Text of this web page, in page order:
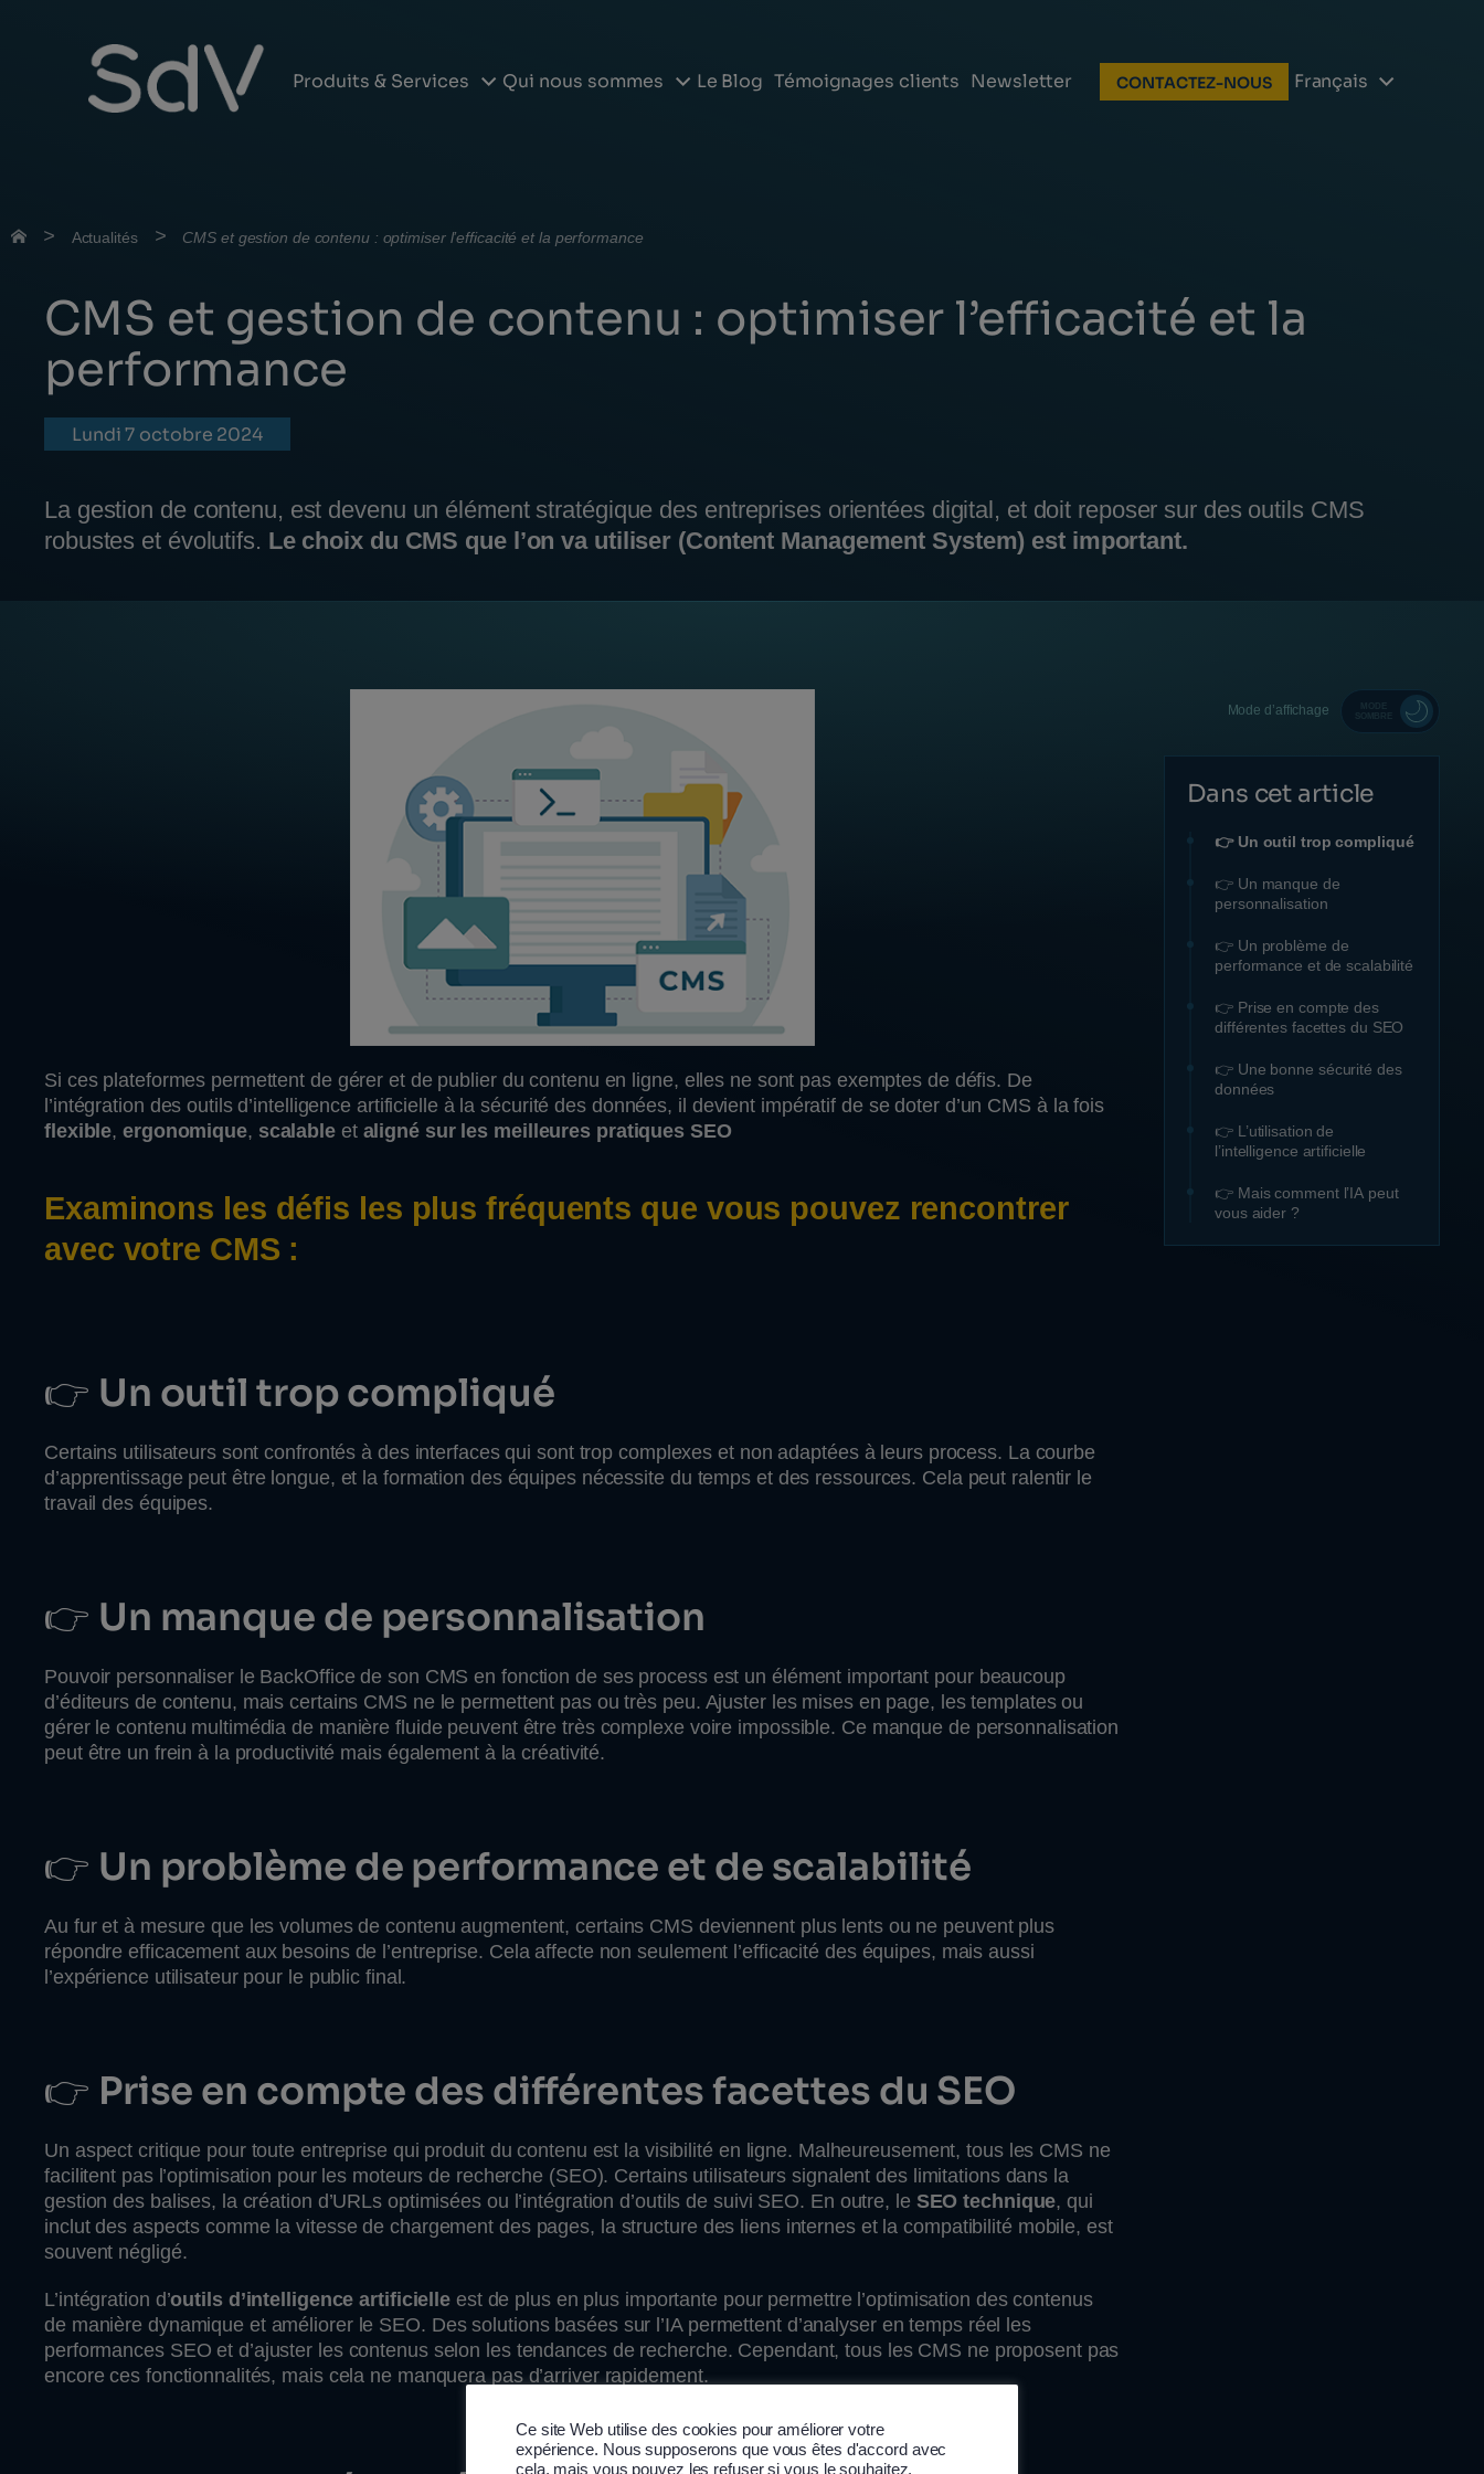
Produits & Services Qui nous sommes Le Blog Témoignages clients Newsletter CONTACTEZ-NOUS Français
> Actualités > CMS et gestion de contenu : optimiser l’efficacité et la performance
CMS et gestion de contenu : optimiser l’efficacité et la
performance
lundi 7 octobre 2024
La gestion de contenu, est devenu un élément stratégique des entreprises orientées digital, et doit reposer sur des outils CMS
robustes et évolutifs. Le choix du CMS que l’on va utiliser (Content Management System) est important.
Si ces plateformes permettent de gérer et de publier du contenu en ligne, elles ne sont pas exemptes de défis. De
l’intégration des outils d’intelligence artificielle à la sécurité des données, il devient impératif de se doter d’un CMS à la fois
flexible,ergonomique, scalableet aligné sur les meilleures pratiques SEO
Examinons les défis les plus fréquents que vous pouvez rencontrer
avec votre CMS :
👉 Un outil trop compliqué
Certains utilisateurs sont confrontés à des interfaces qui sont trop complexes et non adaptées à leurs process. La courbe
d’apprentissage peut être longue, et la formation des équipes nécessite du temps et des ressources. Cela peut ralentir le
travail des équipes.
👉 Un manque de personnalisation
Pouvoir personnaliser le BackOffice de son CMS en fonction de ses process est un élément important pour beaucoup
d’éditeurs de contenu, mais certains CMS ne le permettent pas ou très peu. Ajuster les mises en page, les templates ou
gérer le contenu multimédia de manière fluide peuvent être très complexe voire impossible. Ce manque de personnalisation
peut être un frein à la productivité mais également à la créativité.
👉 Un problème de performance et de scalabilité
Au fur et à mesure que les volumes de contenu augmentent, certains CMS deviennent plus lents ou ne peuvent plus
répondre efficacement aux besoins de l’entreprise. Cela affecte non seulement l’efficacité des équipes, mais aussi
l’expérience utilisateur pour le public final.
👉 Prise en compte des différentes facettes du SEO
Un aspect critique pour toute entreprise qui produit du contenu est la visibilité en ligne. Malheureusement, tous les CMS ne
facilitent pas l’optimisation pour les moteurs de recherche (SEO). Certains utilisateurs signalent des limitations dans la
gestion des balises, la création d’URLs optimisées ou l’intégration d’outils de suivi SEO. En outre, le SEO technique, qui
inclut des aspects comme la vitesse de chargement des pages, la structure des liens internes et la compatibilité mobile, est
souvent négligé.
L’intégration d’outils d’intelligence artificielle est de plus en plus importante pour permettre l’optimisation des contenus
de manière dynamique et améliorer le SEO. Des solutions basées sur l’IA permettent d’analyser en temps réel les
performances SEO et d’ajuster les contenus selon les tendances de recherche. Cependant, tous les CMS ne proposent pas
encore ces fonctionnalités, mais cela ne manquera pas d’arriver rapidement.
Mode d’affichage
Dans cet article
👉 Un outil trop compliqué
👉 Un manque de
personnalisation
👉 Un problème de
performance et de scalabilité
👉 Prise en compte des
différentes facettes du SEO
👉 Une bonne sécurité des
données
👉 L’utilisation de
l’intelligence artificielle
👉 Mais comment l’IA peut
vous aider ?
Ce site Web utilise des cookies pour améliorer votre
expérience. Nous supposerons que vous êtes d'accord avec
cela, mais vous pouvez les refuser si vous le souhaitez.